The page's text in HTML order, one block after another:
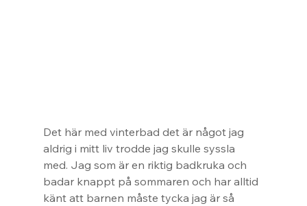
Det här med vinterbad det är något jag
aldrig i mitt liv trodde jag skulle syssla
med. Jag som är en riktig badkruka och
badar knappt på sommaren och har alltid
känt att barnen måste tycka jag är så